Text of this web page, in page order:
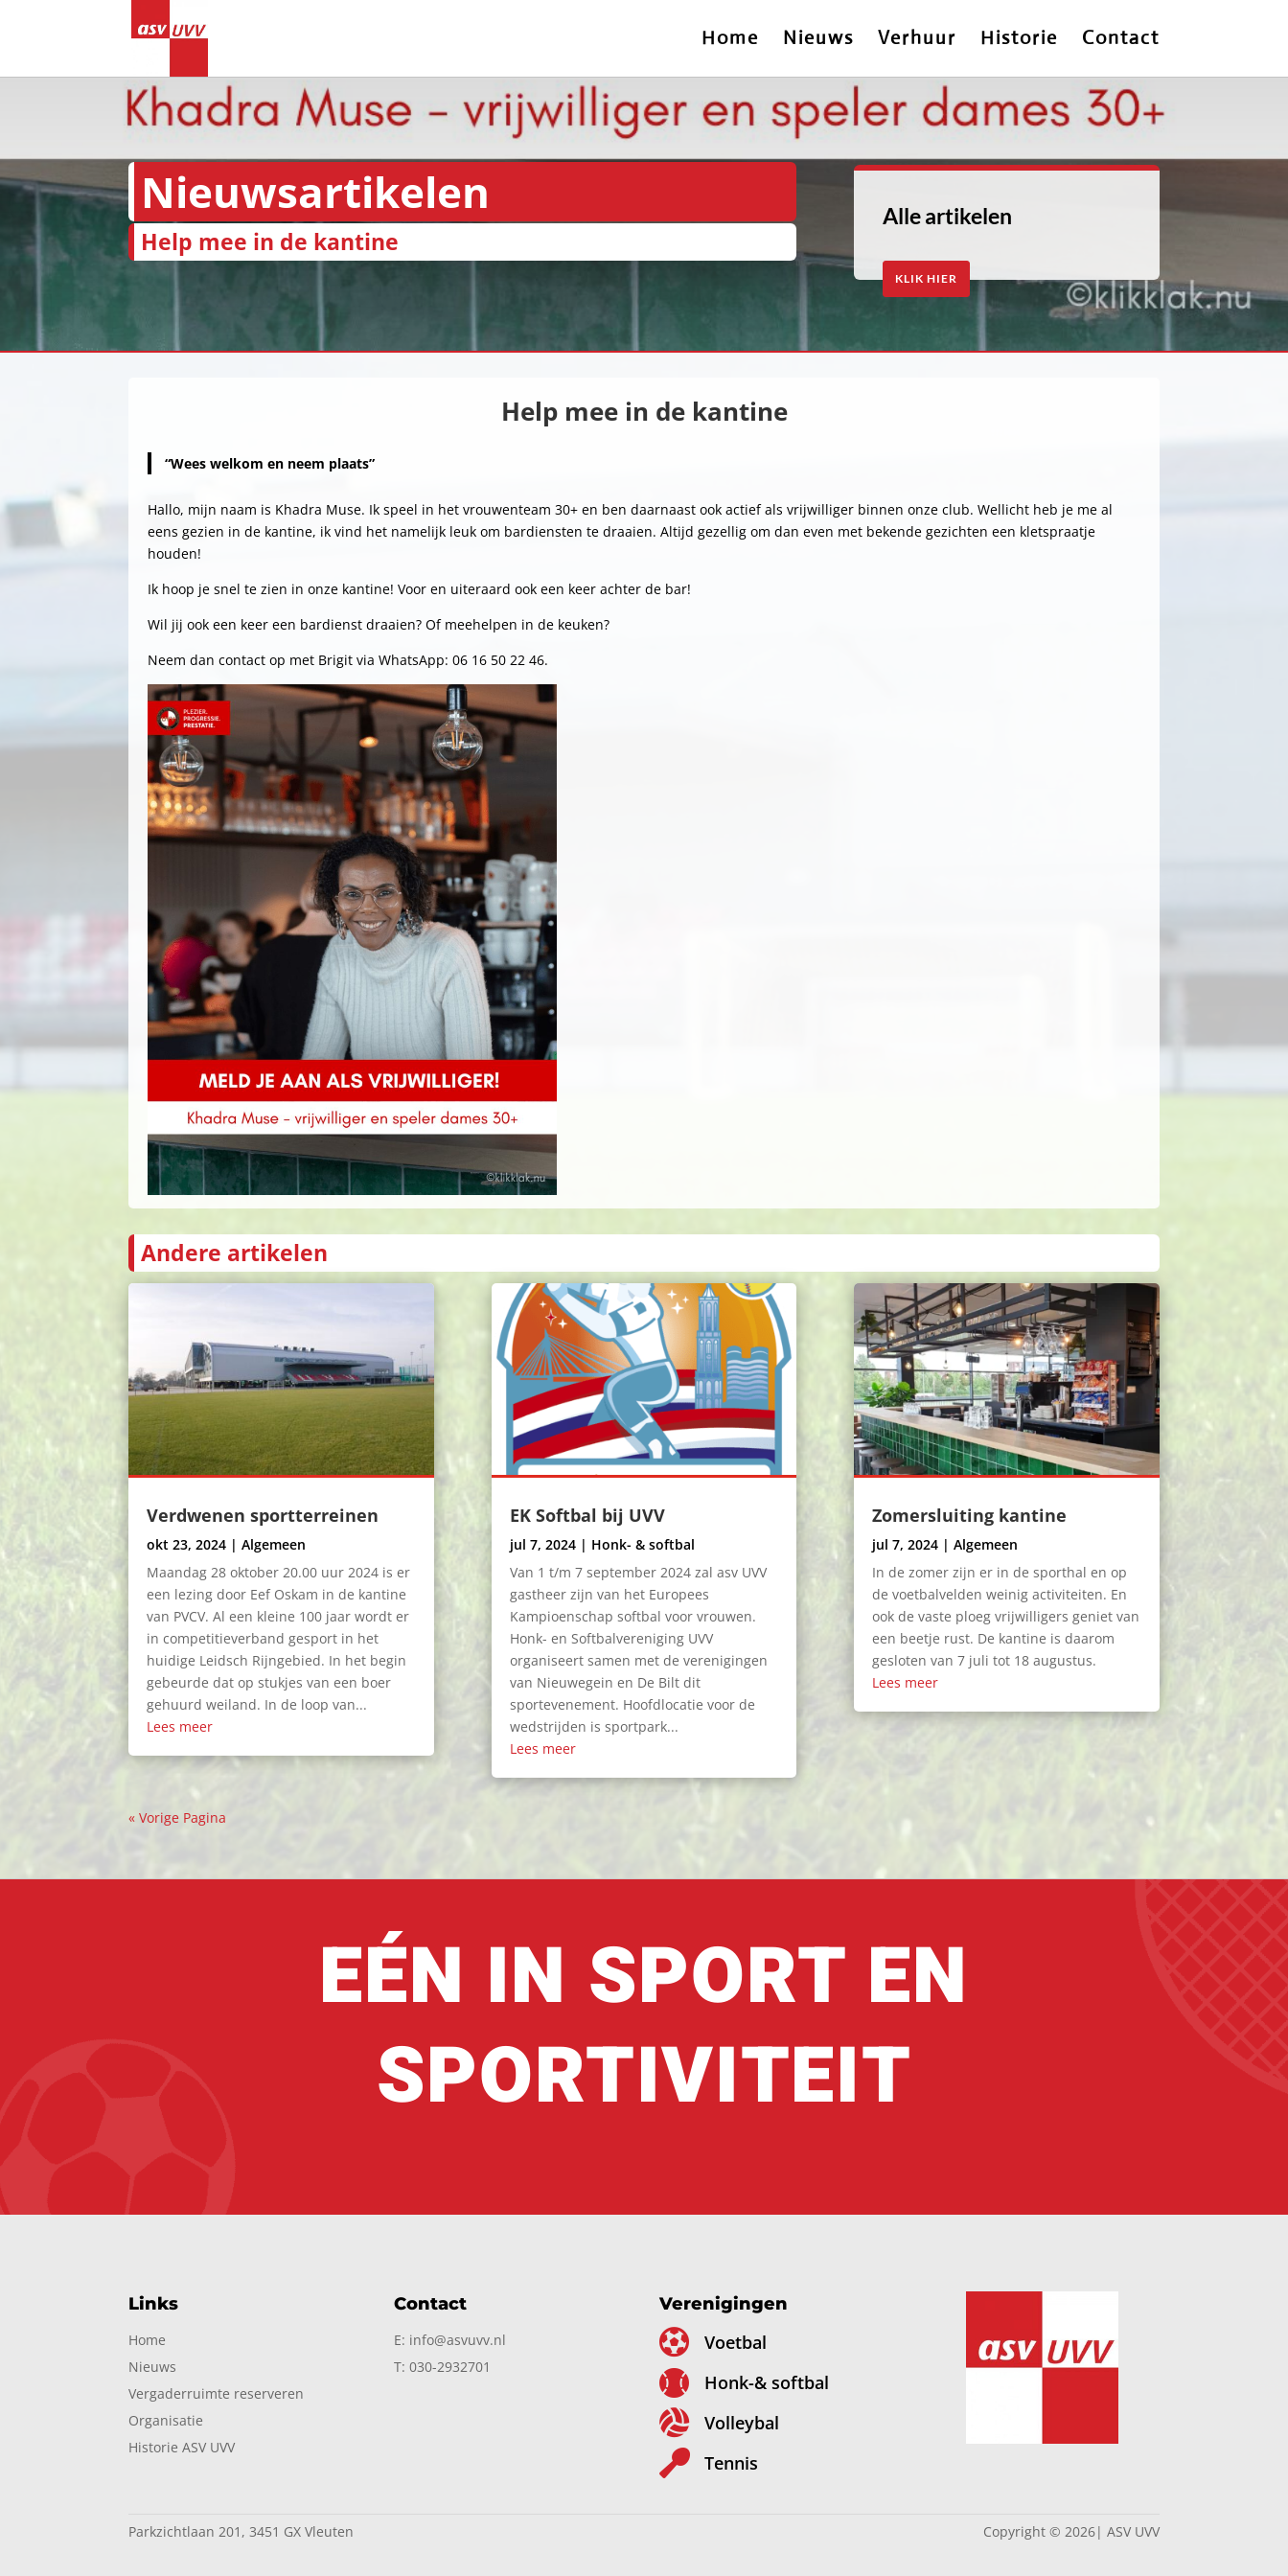
Home Nieuws Verhuur Historie Contact
Nieuwsartikelen
Help mee in de kantine
Alle artikelen
KLIK HIER
Help mee in de kantine
“Wees welkom en neem plaats”
Hallo, mijn naam is Khadra Muse. Ik speel in het vrouwenteam 30+ en ben daarnaast ook actief als vrijwilliger binnen onze club. Wellicht heb je me al
eens gezien in de kantine, ik vind het namelijk leuk om bardiensten te draaien. Altijd gezellig om dan even met bekende gezichten een kletspraatje
houden!
Ik hoop je snel te zien in onze kantine! Voor en uiteraard ook een keer achter de bar!
Wil jij ook een keer een bardienst draaien? Of meehelpen in de keuken?
Neem dan contact op met Brigit via WhatsApp: 06 16 50 22 46.
Andere artikelen
Verdwenen sportterreinen
okt 23, 2024 |Algemeen
Maandag 28 oktober 20.00 uur 2024 is er
een lezing door Eef Oskam in de kantine
van PVCV. Al een kleine 100 jaar wordt er
in competitieverband gesport in het
huidige Leidsch Rijngebied. In het begin
gebeurde dat op stukjes van een boer
gehuurd weiland. In de loop van...
Lees meer
EK Softbal bij UVV
jul 7, 2024| Honk- & softbal
Van 1 t/m 7 september 2024 zal asv UVV
gastheer zijn van het Europees
Kampioenschap softbal voor vrouwen.
Honk- en Softbalvereniging UVV
organiseert samen met de verenigingen
van Nieuwegein en De Bilt dit
sportevenement. Hoofdlocatie voor de
wedstrijden is sportpark...
Lees meer
Zomersluiting kantine
jul 7, 2024| Algemeen
In de zomer zijn er in de sporthal en op
de voetbalvelden weinig activiteiten. En
ook de vaste ploeg vrijwilligers geniet van
een beetje rust. De kantine is daarom
gesloten van 7 juli tot 18 augustus.
Lees meer
« Vorige Pagina
EÉN IN SPORT EN
SPORTIVITEIT
Links
Home
Nieuws
Vergaderruimte reserveren
Organisatie
Historie ASV UVV
Contact
E: info@asvuvv.nl
T: 030-2932701
Verenigingen
 Voetbal
 Honk-& softbal
 Volleybal
 Tennis
Parkzichtlaan 201, 3451 GX Vleuten Copyright © 2026| ASV UVV